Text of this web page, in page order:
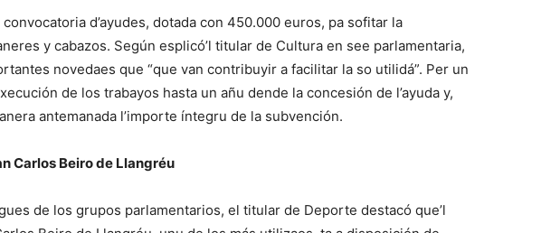
d’ayudes, dotada con 450.000 euros, pa sofitar la
y cabazos. Según esplicó’l titular de Cultura en see parlamentaria,
novedaes que “que van contribuyir a facilitar la so utilidá”. Per un
de los trabayos hasta un añu dende la concesión de l’ayuda y,
antemanada l’importe íntegru de la subvención.
Carlos Beiro de Llangréu
de los grupos parlamentarios, el titular de Deporte destacó que’l